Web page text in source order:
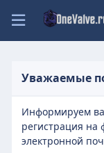
Уважаемые
Информируем
регистрация на
электронной